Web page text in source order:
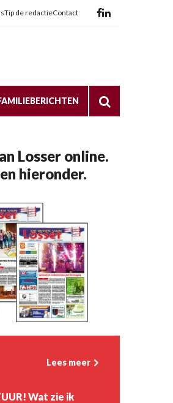
Tip de redactieContact
Losser online.
hieronder.
Lees meer
Wat zie ik